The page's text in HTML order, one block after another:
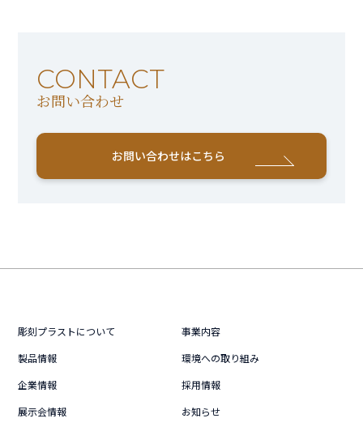
CONTACT
お問い合わせ
お問い合わせはこちら
彫刻プラストについて
事業内容
製品情報
環境への取り組み
企業情報
採用情報
展示会情報
お知らせ